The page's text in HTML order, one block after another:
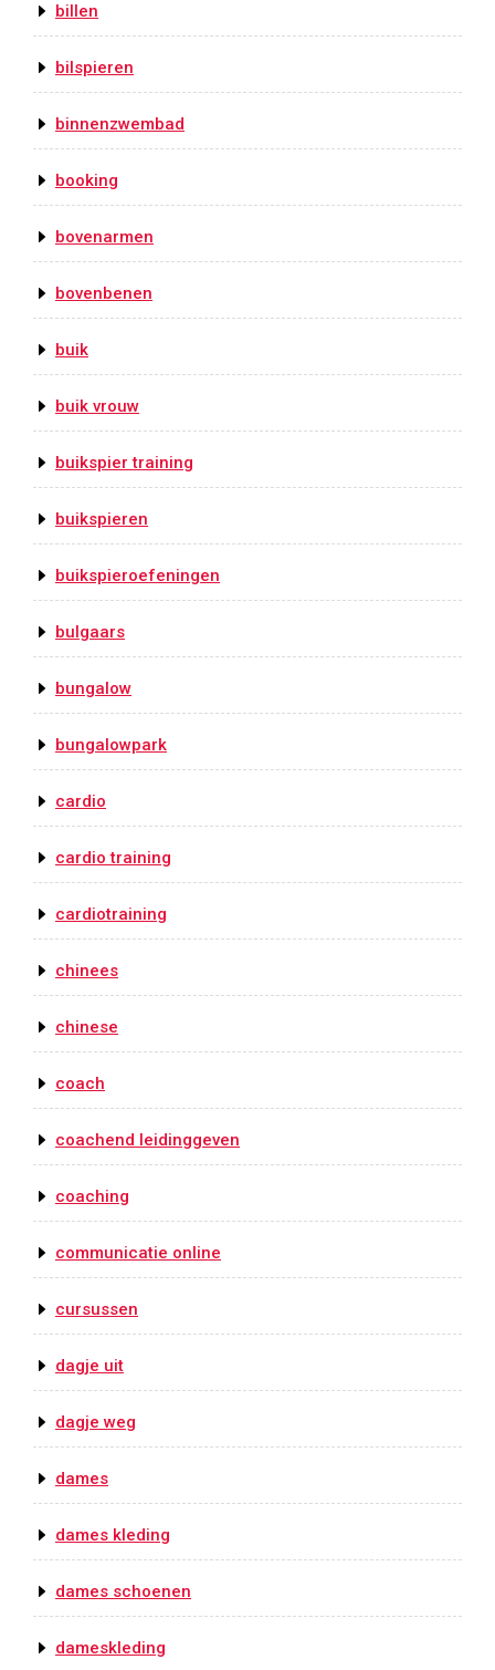
billen
bilspieren
binnenzwembad
booking
bovenarmen
bovenbenen
buik
buik vrouw
buikspier training
buikspieren
buikspieroefeningen
bulgaars
bungalow
bungalowpark
cardio
cardio training
cardiotraining
chinees
chinese
coach
coachend leidinggeven
coaching
communicatie online
cursussen
dagje uit
dagje weg
dames
dames kleding
dames schoenen
dameskleding